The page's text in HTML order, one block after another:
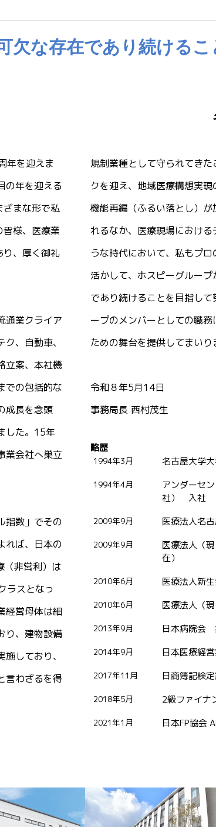
欠な存在であり続ける
年を迎えま
の年を迎える
ざまな形で私
様、医療業
り、厚く御礼
通業クライア
、自動車、
立案、本社機
での包括的な
成長を念頭
した。15年
業会社へ巣立
指数」でその
れば、日本の
（非営利）は
ラスとなっ
経営母体は細
り、建物設備
しており、
言わざるを得
規制業種として守られてき
クを迎え、地域医療構想実
機能再編（ふるい落とし）
れるなか、医療現場におけ
うな時代において、私もプ
活かして、ホスピーグルー
であり続けることを目指し
ープのメンバーとしての職
ための舞台を提供してまいり
令和８年5月14日
事務局長 西村茂生
略歴
1994年3月 名古屋大学
1994年4月
アンダーセ
社） 入社
2009年9月 医療法人名
2009年9月
医療法人（
在）
2010年6月 医療法人新
2010年6月 医療法人（
2013年9月 日本病院会
2014年9月 日本医療経
2017年11月 日商簿記検
2018年5月 2級ファイナ
2021年1月 日本FP協会